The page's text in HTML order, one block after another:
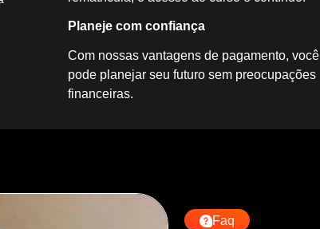
Planeje com confiança
Com nossas vantagens de pagamento, você
pode planejar seu futuro sem preocupações
financeiras.
Faq